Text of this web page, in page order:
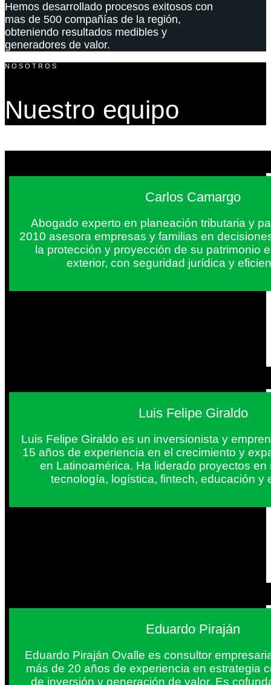
Hemos desarrollado procesos exitosos con
mas de 500 compañías de la región,
obteniendo resultados medibles y
generadores de valor.
NOSOTROS
Nuestro equipo
Carlos Camargo
Abogado experto en planeación tributaria y
2010 asesora empresas y familias en
la protección y proyección de su patrimonio
exterior, con seguridad jurídica y
Luis Felipe Giraldo
Luis Felipe Giraldo es un inversionista y
15 años de experiencia en el crecimiento y
en Latinoamérica. Ha liderado proyectos en
tecnología, logística, fintech, educación y
Eduardo Piraján
Eduardo Piraján Ovalle es consultor
más de 20 años de experiencia en estrategia
de inversión y generación de valor. Es